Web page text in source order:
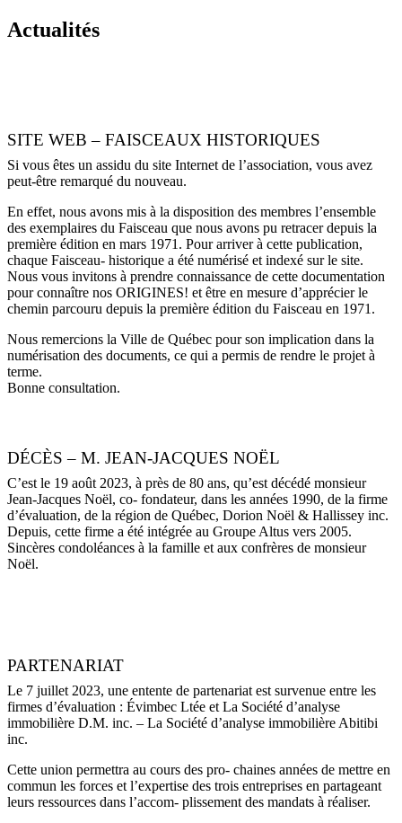
Actualités
SITE WEB – FAISCEAUX HISTORIQUES
Si vous êtes un assidu du site Internet de l’association, vous avez
peut-être remarqué du nouveau.
En effet, nous avons mis à la disposition des membres l’ensemble
des exemplaires du Faisceau que nous avons pu retracer depuis la
première édition en mars 1971. Pour arriver à cette publication,
chaque Faisceau- historique a été numérisé et indexé sur le site.
Nous vous invitons à prendre connaissance de cette documentation
pour connaître nos ORIGINES! et être en mesure d’apprécier le
chemin parcouru depuis la première édition du Faisceau en 1971.
Nous remercions la Ville de Québec pour son implication dans la
numérisation des documents, ce qui a permis de rendre le projet à
terme.
Bonne consultation.
DÉCÈS – M. JEAN-JACQUES NOËL
C’est le 19 août 2023, à près de 80 ans, qu’est décédé monsieur
Jean-Jacques Noël, co- fondateur, dans les années 1990, de la firme
d’évaluation, de la région de Québec, Dorion Noël & Hallissey inc.
Depuis, cette firme a été intégrée au Groupe Altus vers 2005.
Sincères condoléances à la famille et aux confrères de monsieur
Noël.
PARTENARIAT
Le 7 juillet 2023, une entente de partenariat est survenue entre les
firmes d’évaluation : Évimbec Ltée et La Société d’analyse
immobilière D.M. inc. – La Société d’analyse immobilière Abitibi
inc.
Cette union permettra au cours des pro- chaines années de mettre en
commun les forces et l’expertise des trois entreprises en partageant
leurs ressources dans l’accom- plissement des mandats à réaliser.